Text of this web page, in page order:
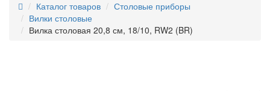
Каталог товаров
Столовые приборы
Вилки столовые
Вилка столовая 20,8 см, 18/10, RW2 (BR)